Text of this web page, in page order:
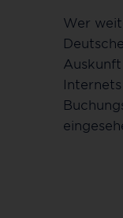
Wer